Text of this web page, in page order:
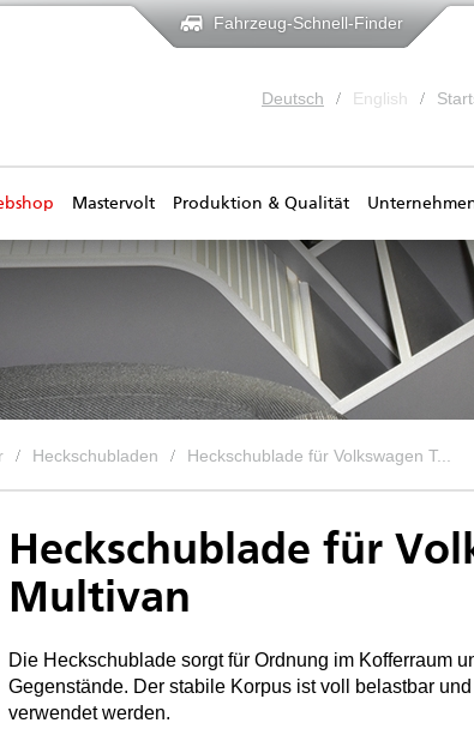
Fahrzeug-Schnell-Finder
Deutsch English
Mastervolt Produktion & Qualität
Heckschubladen Heckschublade für Volkswagen T...
Heckschublade für
Multivan
Die Heckschublade sorgt für Ordnung im Kofferraum
Gegenstände. Der stabile Korpus ist voll belastbar
verwendet werden.